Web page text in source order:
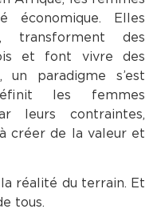
Elles
transforment des
et font vivre des
un paradigme s’est
les femmes
leurs contraintes,
créer de la valeur et
réalité du terrain. Et
tous.